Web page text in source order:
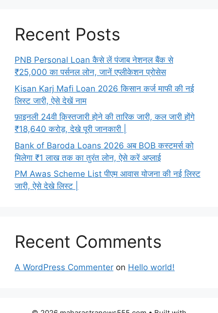
Recent Posts
PNB Personal Loan कैसे लें पंजाब नेशनल बैंक से
₹25,000 का पर्सनल लोन, जानें एप्लीकेशन प्रोसेस
Kisan Karj Mafi Loan 2026 किसान कर्ज माफी की नई
लिस्ट जारी, ऐसे देखें नाम
फ़ाइनली 24वी क़िस्तजारी होने की तारिक जारी, कल जारी होंगे
₹18,640 करोड़, देखे पूरी जानकारी |
Bank of Baroda Loans 2026 अब BOB कस्टमर्स को
मिलेगा ₹1 लाख तक का तुरंत लोन, ऐसे करें अप्लाई
PM Awas Scheme List पीएम आवास योजना की नई लिस्ट
जारी, ऐसे देखे लिस्ट |
Recent Comments
A WordPress Commenter on Hello world!